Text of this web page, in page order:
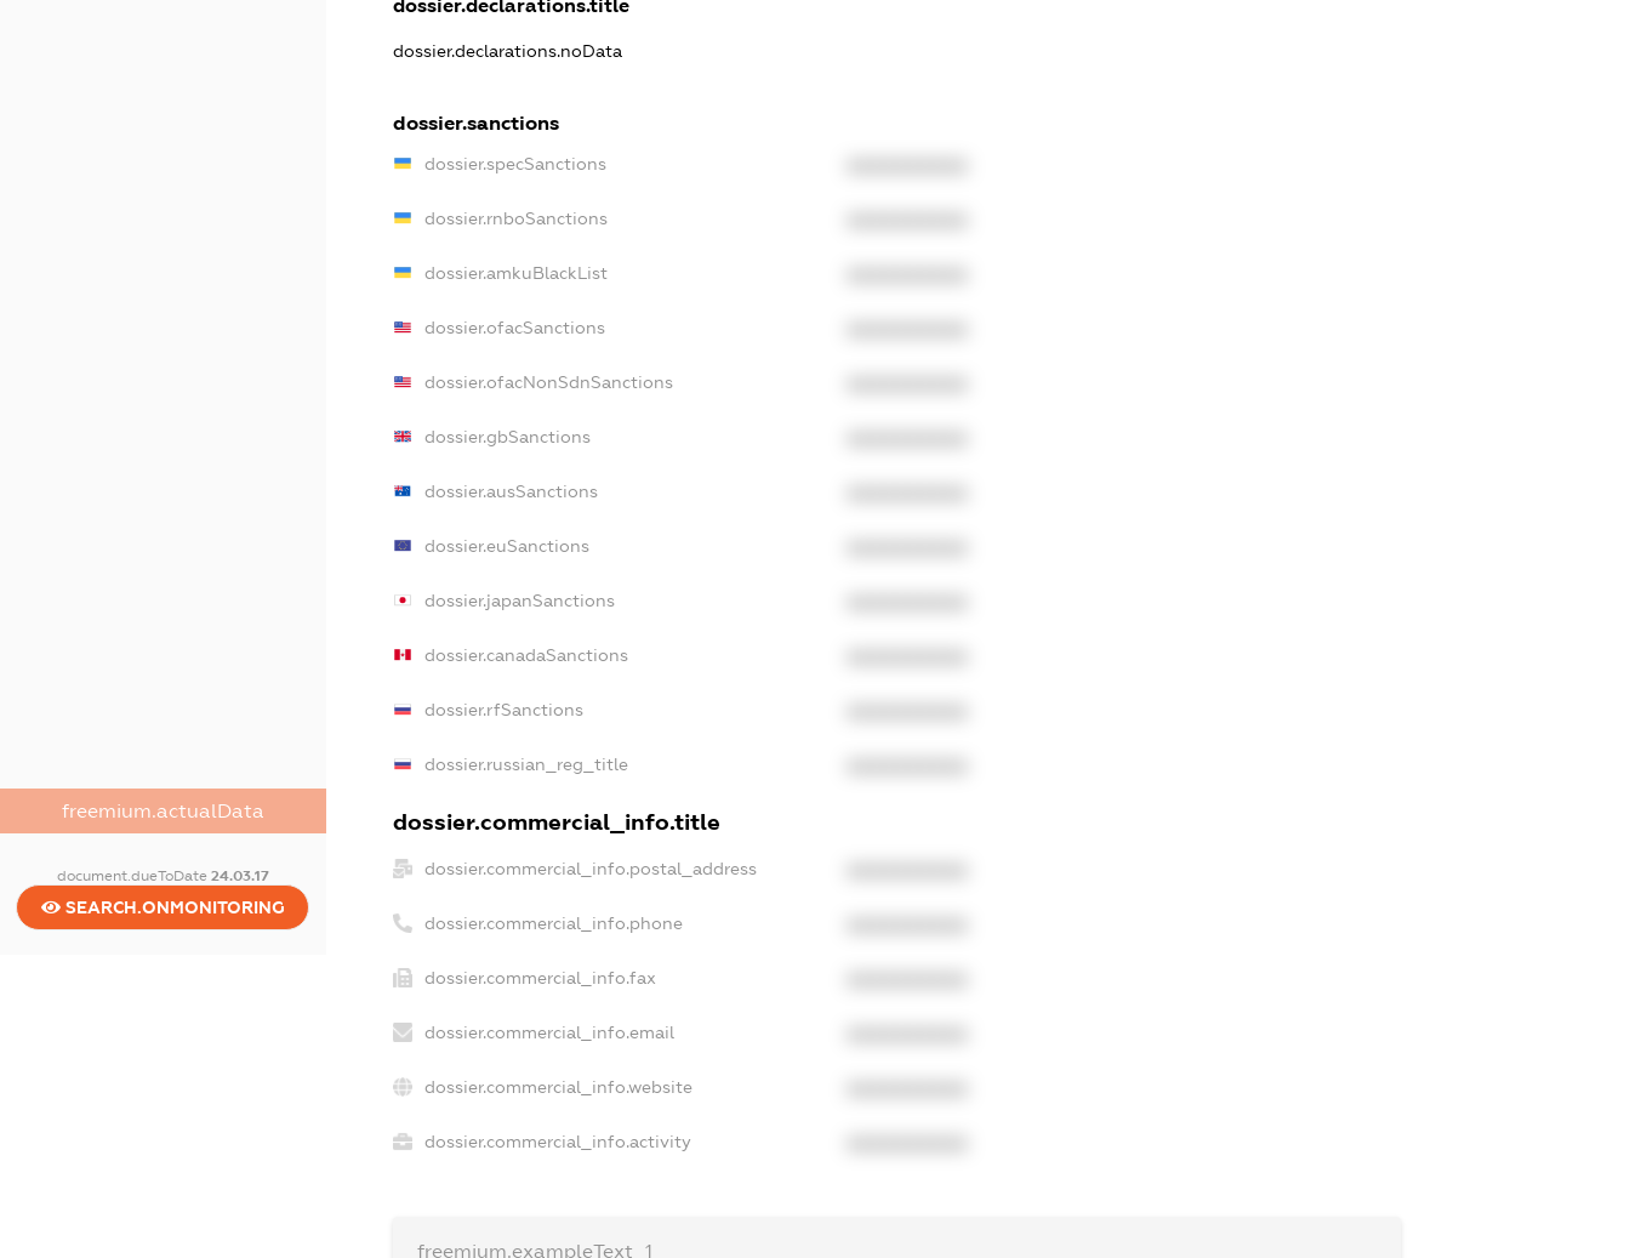
freemium.actualData
document.dueToDate 24.03.17
SEARCH.ONMONITORING
dossier.declarations.title
dossier.declarations.noData
dossier.sanctions
dossier.specSanctions
dossier.rnboSanctions
dossier.amkuBlackList
dossier.ofacSanctions
dossier.ofacNonSdnSanctions
dossier.gbSanctions
dossier.ausSanctions
dossier.euSanctions
dossier.japanSanctions
dossier.canadaSanctions
dossier.rfSanctions
dossier.russian_reg_title
dossier.commercial_info.title
dossier.commercial_info.postal_address
dossier.commercial_info.phone
dossier.commercial_info.fax
dossier.commercial_info.email
dossier.commercial_info.website
dossier.commercial_info.activity
freemium.exampleText_1